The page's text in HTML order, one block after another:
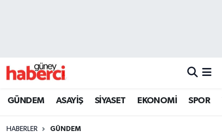
GÜNDEM ASAYİŞ SİYASET EKONOMİ SPOR
HABERLER GÜNDEM
Beyoğlu Trafik Yoğunluk Haritası